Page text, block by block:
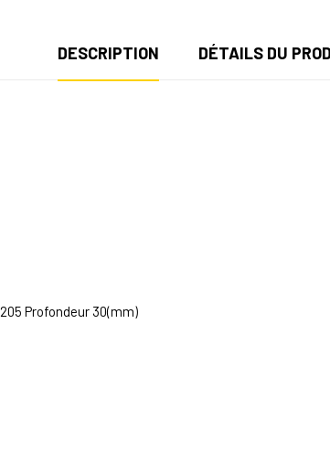
DESCRIPTION DÉTAILS DU
Profondeur 30(mm)